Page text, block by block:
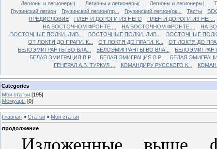
Легионы и легионеры(...
Легионы и легионеры(... Легионы и легионеры(...
Грузинский легион
Грузинский легион(пр... Грузинский легион(ок... Тесты
ПРЕДИСЛОВИЕ
ПЛЕН И ДОРОГИ ИЗ НЕГО
ПЛЕН И ДОРОГИ ИЗ НЕГ...
НА ВОСТОЧНОМ ФРОНТЕ ...
НА ВОСТОЧНОМ ФРОНТЕ ...
НА
ВОСТОЧНЫЕ ПОЛКИ. ДИВ...
ВОСТОЧНЫЕ ПОЛКИ. ДИВ...
ВОСТОЧНЫЕ
ОТ ЛОКТЯ ДО ПРАГИ. К...
ОТ ЛОКТЯ ДО ПРАГИ. К...
ОТ ЛОКТЯ ДО
БЕЛОЭМИГРАНТЫ ВО ВЛА...
БЕЛОЭМИГРАНТЫ ВО ВЛА...
БЕЛАЯ ЭМИГРАЦИЯ В Р...
БЕЛАЯ ЭМИГРАЦИЯ В Р...
БЕЛАЯ
ГЕНЕРАЛ А.В. ТУРКУЛ ...
КОМАНДИРУ РУССКОГО К...
Categories
Мои статьи [195]
Мемуары [0]
Главная » Статьи » Мои статьи
продолжение
Изложенные выше